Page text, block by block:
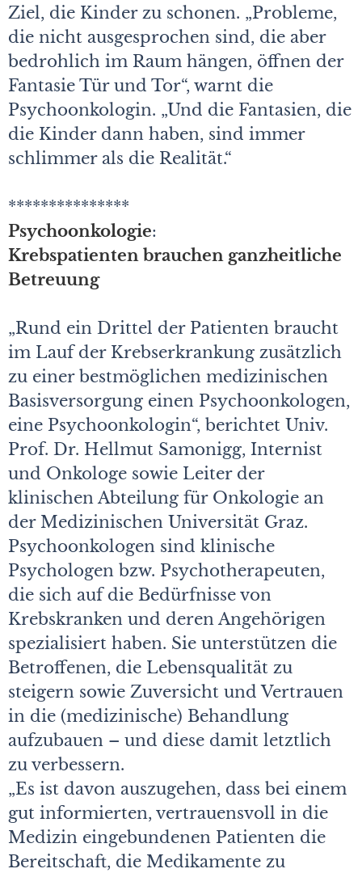
Ziel, die Kinder zu schonen. „Probleme,
die nicht ausgesprochen sind, die aber
bedrohlich im Raum hängen, öffnen der
Fantasie Tür und Tor“, warnt die
Psychoonkologin. „Und die Fantasien, die
die Kinder dann haben, sind immer
schlimmer als die Realität.“
***************
Psychoonkologie:
Krebspatienten brauchen ganzheitliche
Betreuung
„Rund ein Drittel der Patienten braucht
im Lauf der Krebserkrankung zusätzlich
zu einer bestmöglichen medizinischen
Basisversorgung einen Psychoonkologen,
eine Psychoonkologin“, berichtet Univ.
Prof. Dr. Hellmut Samonigg, Internist
und Onkologe sowie Leiter der
klinischen Abteilung für Onkologie an
der Medizinischen Universität Graz.
Psychoonkologen sind klinische
Psychologen bzw. Psychotherapeuten,
die sich auf die Bedürfnisse von
Krebskranken und deren Angehörigen
spezialisiert haben. Sie unterstützen die
Betroffenen, die Lebensqualität zu
steigern sowie Zuversicht und Vertrauen
in die (medizinische) Behandlung
aufzubauen – und diese damit letztlich
zu verbessern.
„Es ist davon auszugehen, dass bei einem
gut informierten, vertrauensvoll in die
Medizin eingebundenen Patienten die
Bereitschaft, die Medikamente zu